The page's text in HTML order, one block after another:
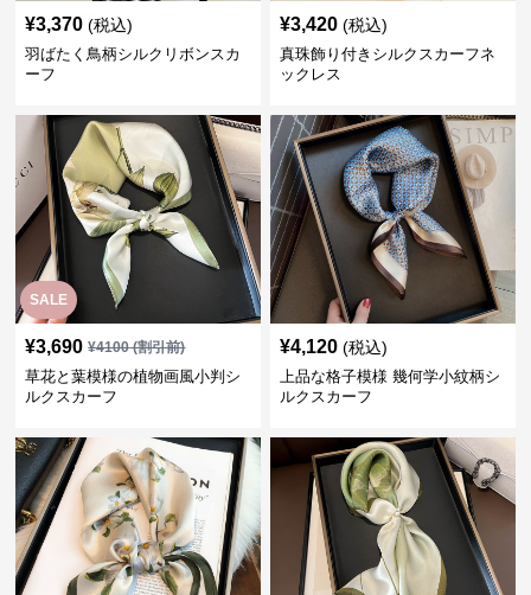
¥3,370 (税込)
羽ばたく鳥柄シルクリボンスカ
ーフ
¥3,420 (税込)
真珠飾り付きシルクスカーフネ
ックレス
SALE
¥3,690 ¥4100(割引前)
草花と葉模様の植物画風小判シ
ルクスカーフ
¥4,120 (税込)
上品な格子模様 幾何学小紋柄シ
ルクスカーフ